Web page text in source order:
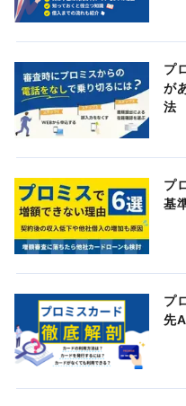
プ
が
法
プ
基
プ
先